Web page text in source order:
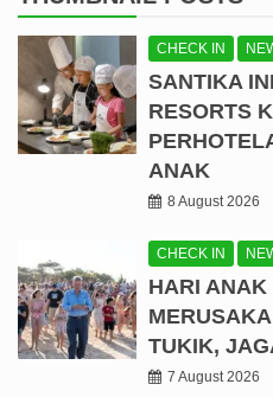
CHECK IN
SANTIKA
RESORTS
ANAK
8 August 2026
CHECK IN
HARI
TUKIK,
7 August 2026